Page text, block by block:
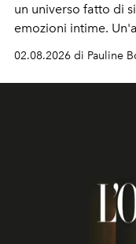
un universo fatto di
emozioni intime.
02.08.2026 di Pauline